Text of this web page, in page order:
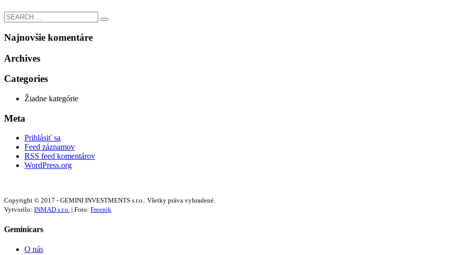
Najnovšie komentáre
Archives
Categories
Žiadne kategórie
Meta
Prihlásiť sa
Feed záznamov
RSS feed komentárov
WordPress.org
Copyright © 2017 - GEMINI INVESTMENTS s.r.o.. Všetky práva vyhradené.
Vytvorilo: INMAD s.r.o. | Foto: Freepik
Geminicars
O nás